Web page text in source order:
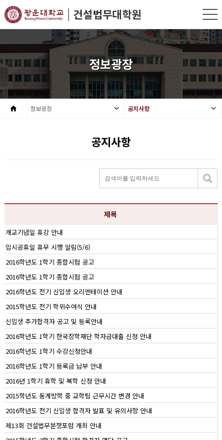
정보광장
정보광장 공지사항
공지사항
제목
개교기념일 휴강 안내
임시공휴일 휴무 시행 알림(5/6)
2016학년도 1학기 종합시험 공고
2016학년도 1학기 종합시험 공고
2016학년도 전기 신입생 오리엔테이션 안내
2015학년도 전기 학위수여식 안내
신입생 추가합격자 공고 및 등록안내
2016학년도 1학기 한국장학재단 학자금대출 신청 안내
2016학년도 1학기 수강신청안내
2016학년도 1학기 등록금 납부 안내
2016년 1학기 휴학 및 복학 신청 안내
2015학년도 동계방학 중 교학팀 근무시간 변경 안내
2016학년도 전기 신입생 합격자 발표 및 유의사항 안내
제13회 건설법무분쟁포럼 개최 안내